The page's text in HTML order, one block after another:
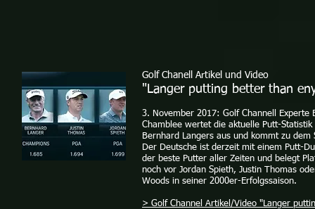
Golf Chanell Artikel und Video
"Langer putting better than
3. November 2017: Golf Channell Experte
Chamblee wertet die aktuelle Putt-Statistik
Bernhard Langers aus und kommt zu dem
Der Deutsche ist derzeit mit einem Putt-
der beste Putter aller Zeiten und belegt
noch vor Jordan Spieth, Justin Thomas
Woods in seiner 2000er-Erfolgssaison.
> Golf Channel Artikel/Video "Langer